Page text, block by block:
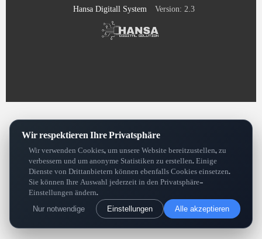
Hansa Digitall System Version: 2.3
Wir respektieren Ihre Privatsphäre
Wir verwenden Cookies, um unsere Website bereitzustellen, zu
verbessern und um anonyme Statistiken zu erstellen. Einige
Dienste von Drittanbietern können ebenfalls Cookies einsetzen.
Sie können Ihre Auswahl jederzeit in den Privatsphäre-
Einstellungen ändern.